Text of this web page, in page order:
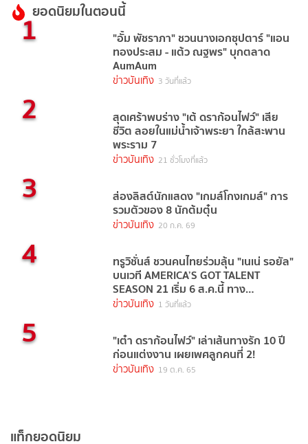
ยอดนิยมในตอนนี้
1 "อั้ม พัชราภา" ชวนนางเอกซุปตาร์ "แอน
ทองประสม - แต้ว ณฐพร" บุกตลาด
AumAum
ข่าวบันเทิง 3 วันที่แล้ว
2 สุดเศร้าพบร่าง "เต้ ดราก้อนไฟว์" เสีย
ชีวิต ลอยในแม่น้ำเจ้าพระยา ใกล้สะพาน
พระราม 7
ข่าวบันเทิง 21 ชั่วโมงที่แล้ว
3 ส่องลิสต์นักแสดง "เกมส์โกงเกมส์" การ
รวมตัวของ 8 นักต้มตุ๋น
ข่าวบันเทิง 20 ก.ค. 69
4 ทรูวิชั่นส์ ชวนคนไทยร่วมลุ้น "เนเน่ รอยัล"
บนเวที AMERICA’S GOT TALENT
SEASON 21 เริ่ม 6 ส.ค.นี้ ทาง
TrueVisions NOW
ข่าวบันเทิง 1 วันที่แล้ว
5 "เต๋า ดราก้อนไฟว์" เล่าเส้นทางรัก 10 ปี
ก่อนแต่งงาน เผยเพศลูกคนที่ 2!
ข่าวบันเทิง 19 ต.ค. 65
แท็กยอดนิยม